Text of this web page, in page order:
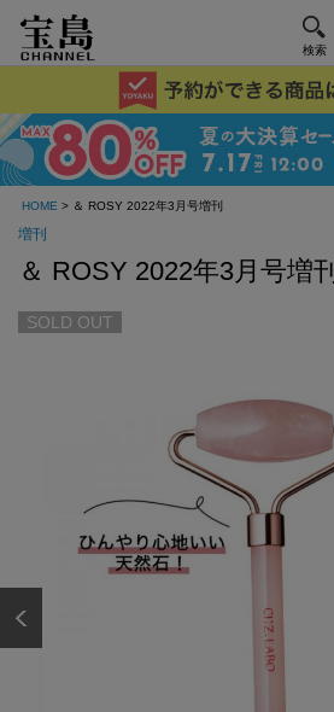
検索
HOME > ＆ ROSY 2022年3月号増刊
増刊
＆ ROSY 2022年3月号増刊
SOLD OUT